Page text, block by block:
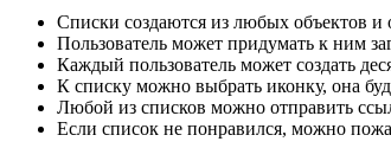
Списки создаются из любых объектов и
Пользователь может придумать к ним
Каждый пользователь может создать
К списку можно выбрать иконку, она
Любой из списков можно отправить
Если список не понравился, можно